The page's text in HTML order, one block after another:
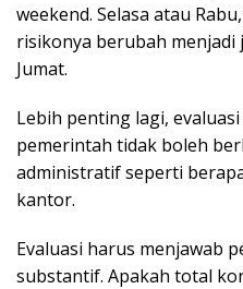
weekend. Selasa atau
risikonya berubah
Jumat.
Lebih penting lagi,
pemerintah tidak boleh
administratif seperti
kantor.
Evaluasi harus menjawab
substantif. Apakah total